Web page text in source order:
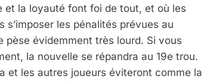
et la loyauté font foi de tout, et où les
s’imposer les pénalités prévues au
pèse évidemment très lourd. Si vous
la nouvelle se répandra au 19e trou.
et les autres joueurs éviteront comme la